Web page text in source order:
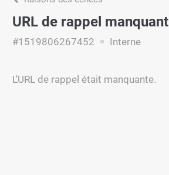
URL de rappel manquant
#1519806267452 Interne
L'URL de rappel était manquante.